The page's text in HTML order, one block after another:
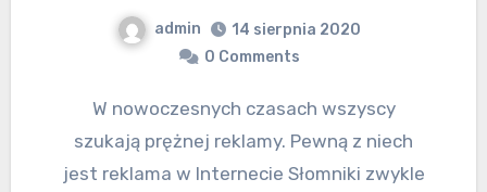
admin
14 sierpnia 2020
0 Comments
W nowoczesnych czasach wszyscy
szukają prężnej reklamy. Pewną z niech
jest reklama w Internecie Słomniki zwykle